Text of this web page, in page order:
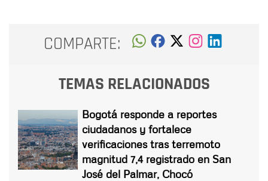
COMPARTE:
TEMAS RELACIONADOS
Bogotá responde a reportes
ciudadanos y fortalece
verificaciones tras terremoto
magnitud 7,4 registrado en San
José del Palmar, Chocó